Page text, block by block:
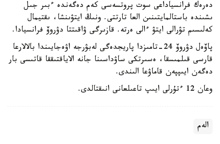
دەرەك فرانسياداعى سوت پروتسەسى كەم دەگەندە ءبىر جىل
ىشىندە باستالمايتىنىن العا تارتتى. ونىڭ ايتۋىنشا، ىقتيمال
كەلىسىم تۋرالى ايتۋ ءالى ەرتە. قازىرگى ۋاقىتتا دۋروۆ فرانسيادا.
پاۆەل دۋروۆ 24-تامىزدا پاريجدەگى لەبۋرجە اۋەجايىندا بالالارعا
قارسى قىلمىسقا، ەسىرتكى ساۋداسىنا جانە الاياقتىققا قاتىسى بار
دەگەن ايىپپەن قاماۋعا الىندى.
وعان 12 ءتۇرلى ايىپ تاعىلعانى انىقتالدى.
الەم